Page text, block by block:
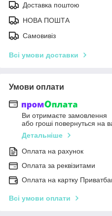
Доставка поштою
НОВА ПОШТА
Самовивіз
Всі умови доставки
Умови оплати
Ви отримаєте замовлення
або гроші повернуться на
Детальніше
Оплата на рахунок
Оплата за реквізитами
Оплата на картку
Всі умови оплати